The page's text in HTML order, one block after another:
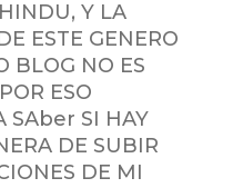
Y LA
ESTE GENERO
BLOG NO ES
ESO
SAber SI HAY
DE SUBIR
DE MI